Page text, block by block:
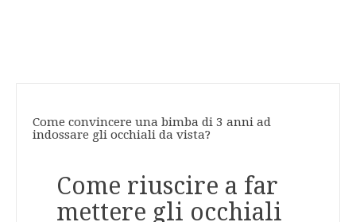
Come convincere una bimba di 3 anni ad
indossare gli occhiali da vista?
Come riuscire a far
mettere gli occhiali